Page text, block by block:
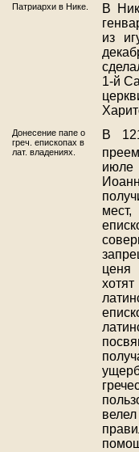
Патриархи в Нике.
В
из
1-й
Донесение папе о
греч. епископах в
лат. владениях.
В
июле
ценя